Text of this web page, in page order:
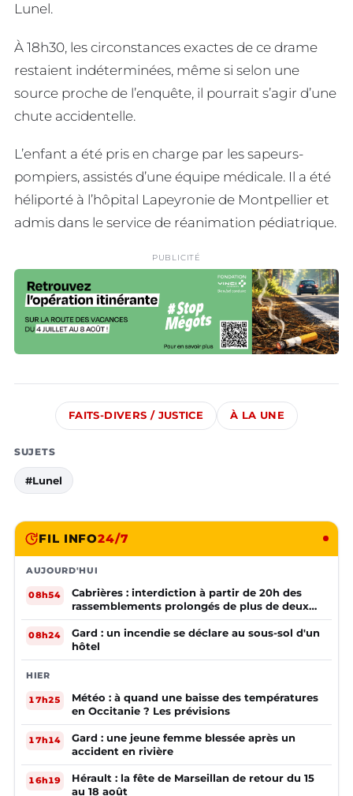
Lunel.
À 18h30, les circonstances exactes de ce drame
restaient indéterminées, même si selon une
source proche de l’enquête, il pourrait s’agir d’une
chute accidentelle.
L’enfant a été pris en charge par les sapeurs-
pompiers, assistés d’une équipe médicale. Il a été
héliporté à l’hôpital Lapeyronie de Montpellier et
admis dans le service de réanimation pédiatrique.
PUBLICITÉ
FAITS-DIVERS / JUSTICE À LA UNE
SUJETS
#Lunel
FIL INFO24/7
AUJOURD'HUI
08h54
Cabrières : interdiction à partir de 20h des
rassemblements prolongés de plus de deux
mineurs non accompagnés d'un adulte
08h24
Gard : un incendie se déclare au sous-sol d'un
hôtel
HIER
17h25
Météo : à quand une baisse des températures
en Occitanie ? Les prévisions
17h14
Gard : une jeune femme blessée après un
accident en rivière
16h19
Hérault : la fête de Marseillan de retour du 15
au 18 août